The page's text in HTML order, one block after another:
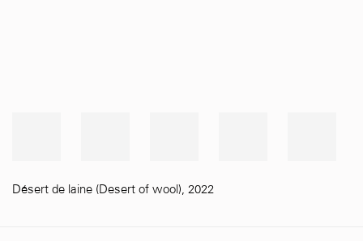
Désert de laine (Desert of wool), 2022